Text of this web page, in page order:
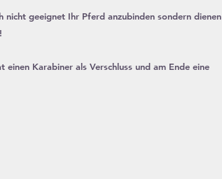
nicht geeignet Ihr Pferd anzubinden sondern dienen
einen Karabiner als Verschluss und am Ende eine